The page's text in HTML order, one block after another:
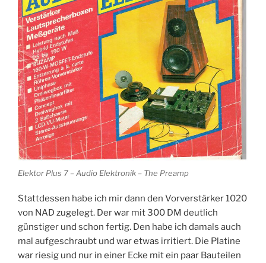
Elektor Plus 7 – Audio Elektronik – The Preamp
Stattdessen habe ich mir dann den Vorverstärker 1020
von NAD zugelegt. Der war mit 300 DM deutlich
günstiger und schon fertig. Den habe ich damals auch
mal aufgeschraubt und war etwas irritiert. Die Platine
war riesig und nur in einer Ecke mit ein paar Bauteilen